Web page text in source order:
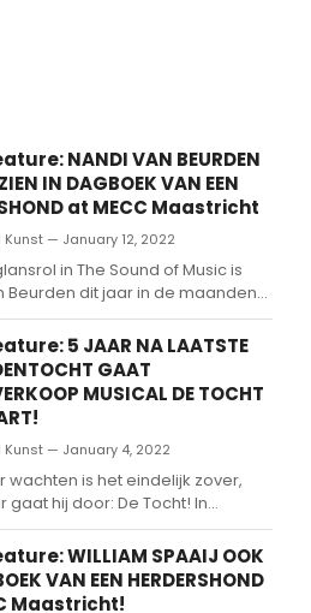
NANDI VAN BEURDEN
IN DAGBOEK VAN EEN
at MECC Maastricht
— January 12, 2022
in The Sound of Music is
Beurden dit jaar in de maanden
te zien in de spektakelmusical
een Herdershond van Albert
en Toneelgroep
5 JAAR NA LAATSTE
GAAT
MUSICAL DE TOCHT
Kunst — January 4, 2022
wachten is het eindelijk zover,
gaat hij door: De Tocht! In
op grootschalige musicals als
Oranje – De Musical en de
40-45’ is in het najaar
nieuwe Nederlandse musical
WILLIAM SPAAIJ OOK
VAN EEN HERDERSHOND
Maastricht!